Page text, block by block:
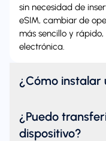
sin necesidad de
eSIM, cambiar de
más sencillo y
electrónica.
¿Cómo instalar
¿Puedo
dispositivo?